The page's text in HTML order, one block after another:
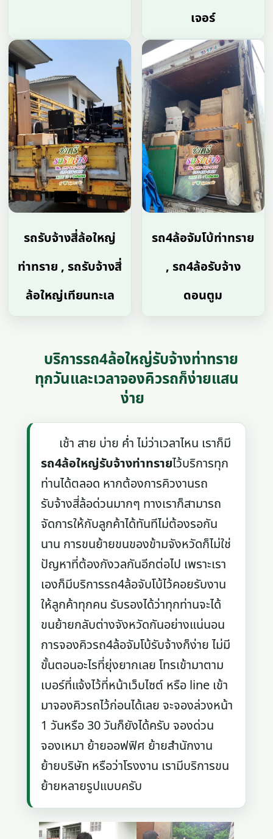
เจอร์
รถรับจ้างสี่ล้อใหญ่
ท่าทราย , รถรับจ้างสี่
ล้อใหญ่เทียนทะเล
รถ4ล้อจัมโบ้ท่าทราย
, รถ4ล้อรับจ้าง
ดอนตูม
บริการรถ4ล้อใหญ่รับจ้างท่าทราย
ทุกวันและเวลาจองคิวรถก็ง่ายแสน
ง่าย
เช้า สาย บ่าย ค่ำ ไม่ว่าเวลาไหน เราก็มี
รถ4ล้อใหญ่รับจ้างท่าทรายไว้บริการทุก
ท่านได้ตลอด หากต้องการคิวงานรถ
รับจ้างสี่ล้อด่วนมากๆ ทางเราก็สามารถ
จัดการให้กับลูกค้าได้ทันทีไม่ต้องรอกัน
นาน การขนย้ายขนของข้ามจังหวัดก็ไม่ใช่
ปัญหาที่ต้องกังวลกันอีกต่อไป เพราะเรา
เองก็มีบริการรถ4ล้อจับโบ้ไว้คอยรับงาน
ให้ลูกค้าทุกคน รับรองได้ว่าทุกท่านจะได้
ขนย้ายกลับต่างจังหวัดกันอย่างแน่นอน
การจองคิวรถ4ล้อจัมโบ้รับจ้างก็ง่าย ไม่มี
ขั้นตอนอะไรที่ยุ่งยากเลย โทรเข้ามาตาม
เบอร์ที่แจ้งไว้ที่หน้าเว็บไซต์ หรือ line เข้า
มาจองคิวรถไว้ก่อนได้เลย จะจองล่วงหน้า
1 วันหรือ 30 วันก็ยังได้ครับ จองด่วน
จองเหมา ย้ายออฟฟิศ ย้ายสำนักงาน
ย้ายบริษัท หรือว่าโรงงาน เรามีบริการขน
ย้ายหลายรูปแบบครับ